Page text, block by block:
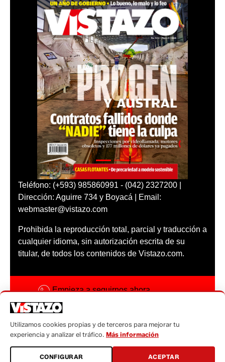
Teléfono: (+593) 985860991 - (042) 2327200 |
Dirección: Aguirre 734 y Boyacá | Email:
webmaster@vistazo.com
Prohibida la reproducción total, parcial y traducción a
cualquier idioma, sin autorización escrita de su
titular, de todos los contenidos de Vistazo.com.
Empieza a seguirnos ahora
Código ética
Sugerencias a:
sugerencias@vistazo.com
Utilizamos cookies propias y de terceros para mejorar tu
experiencia y analizar el tráfico. Más información
CONFIGURAR ACEPTAR